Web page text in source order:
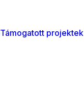
Támogatott projektek